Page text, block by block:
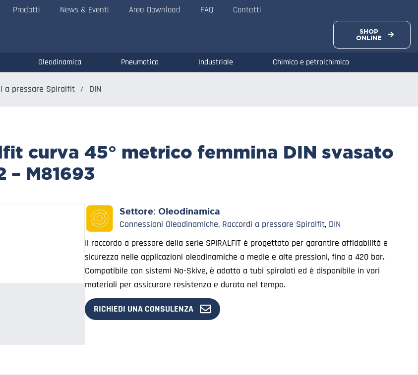
Prodotti News & Eventi Area Download FAQ Contatti
SHOP
ONLINE
Oleodinamica Pneumatica Industriale Chimico e petrolchimico
a pressare Spiralfit DIN
curva 45° metrico femmina DIN svasato
– M81693
Settore: Oleodinamica
Connessioni Oleodinamiche, Raccordi a pressare Spiralfit, DIN
Il raccordo a pressare della serie SPIRALFIT è progettato per garantire affidabilità e
sicurezza nelle applicazioni oleodinamiche a medie e alte pressioni, fino a 420 bar.
Compatibile con sistemi No-Skive, è adatto a tubi spiralati ed è disponibile in vari
materiali per assicurare resistenza e durata nel tempo.
RICHIEDI UNA CONSULENZA